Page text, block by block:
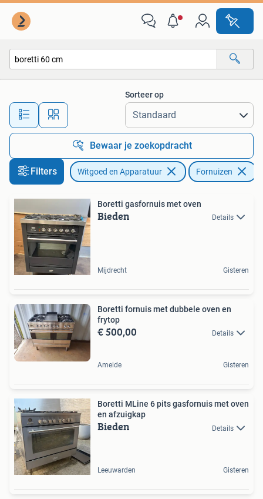
Alle afstanden…
Sorteer op
Bewaar je zoekopdracht
Filters Witgoed en Apparatuur Fornuizen
Boretti gasfornuis met oven
Bieden Details
Mijdrecht Gisteren
Boretti fornuis met dubbele oven en
frytop
€ 500,00 Details
Ameide Gisteren
Boretti MLine 6 pits gasfornuis met oven
en afzuigkap
Bieden Details
Leeuwarden Gisteren